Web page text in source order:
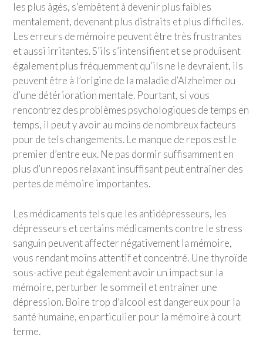
les plus âgés, s’embêtent à devenir plus faibles
mentalement, devenant plus distraits et plus difficiles.
Les erreurs de mémoire peuvent être très frustrantes
et aussi irritantes. S’ils s’intensifient et se produisent
également plus fréquemment qu’ils ne le devraient, ils
peuvent être à l’origine de la maladie d’Alzheimer ou
d’une détérioration mentale. Pourtant, si vous
rencontrez des problèmes psychologiques de temps en
temps, il peut y avoir au moins de nombreux facteurs
pour de tels changements. Le manque de repos est le
premier d’entre eux. Ne pas dormir suffisamment en
plus d’un repos relaxant insuffisant peut entraîner des
pertes de mémoire importantes.
Les médicaments tels que les antidépresseurs, les
dépresseurs et certains médicaments contre le stress
sanguin peuvent affecter négativement la mémoire,
vous rendant moins attentif et concentré. Une thyroïde
sous-active peut également avoir un impact sur la
mémoire, perturber le sommeil et entraîner une
dépression. Boire trop d’alcool est dangereux pour la
santé humaine, en particulier pour la mémoire à court
terme.